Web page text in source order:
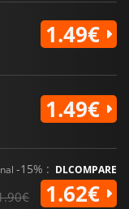
1.49€
1.49€
-15% : DLCOMPARE
1.62€